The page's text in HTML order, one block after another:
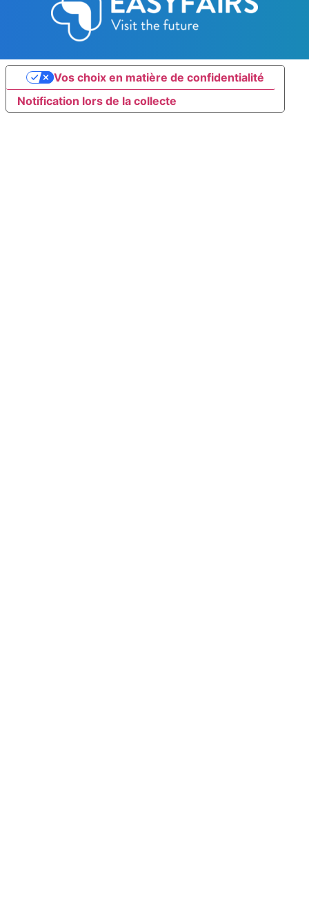
Notification lors de la collecte
Vos choix en matière de confidentialité